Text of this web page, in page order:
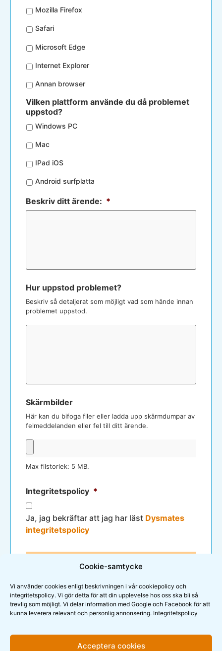
Cookie-samtycke
Vi använder cookies enligt beskrivningen i vår cookiepolicy och
integritetspolicy. Vi gör detta för att din upplevelse hos oss ska bli så
trevlig som möjligt. Vi delar information med Google och Facebook för att
kunna leverera relevant och personlig annonsering. Integritetspolicy
Acceptera cookies
Mozilla Firefox
Safari
Microsoft Edge
Internet Explorer
Annan browser
Vilken plattform använde du då problemet
uppstod?
Windows PC
Mac
IPad iOS
Android surfplatta
Beskriv ditt ärende: *
Hur uppstod problemet?
Beskriv så detaljerat som möjligt vad som hände innan
problemet uppstod.
Skärmbilder
Här kan du bifoga filer eller ladda upp skärmdumpar av
felmeddelanden eller fel till ditt ärende.
Max filstorlek: 5 MB.
Integritetspolicy *
Ja, jag bekräftar att jag har läst Dysmates
integritetspolicy